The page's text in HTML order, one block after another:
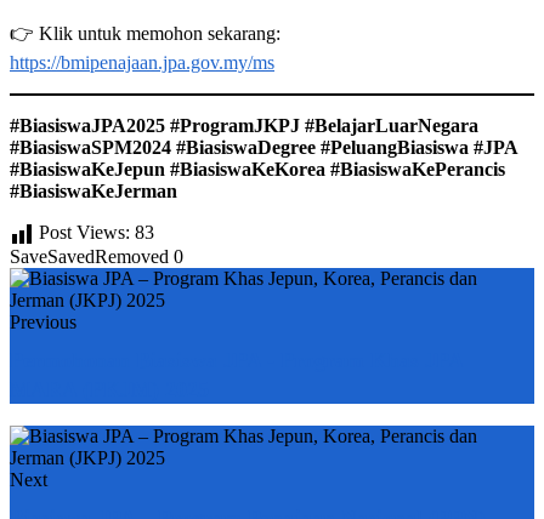
👉 Klik untuk memohon sekarang:
https://bmipenajaan.jpa.gov.my/ms
#BiasiswaJPA2025 #ProgramJKPJ #BelajarLuarNegara
#BiasiswaSPM2024 #BiasiswaDegree #PeluangBiasiswa #JPA
#BiasiswaKeJepun #BiasiswaKeKorea #BiasiswaKePerancis
#BiasiswaKeJerman
Post Views: 83
SaveSavedRemoved 0
Previous
Next